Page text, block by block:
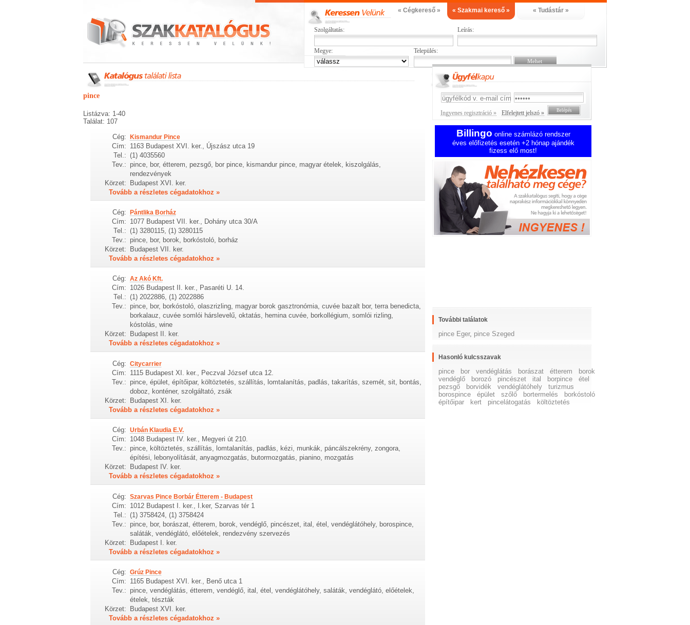
« Cégkereső » « Szakmai kereső » « Tudástár »
Szolgáltatás: Leírás:
Megye: Település:
pince
Listázva: 1-40
Találat: 107
Cég: Kismandur Pince
Cím: 1163 Budapest XVI. ker., Újszász utca 19
Tel.: (1) 4035560
Tev.: pince, bor, étterem, pezsgő, bor pince, kismandur pince, magyar ételek, kiszolgálás,
rendezvények
Körzet: Budapest XVI. ker.
Tovább a részletes cégadatokhoz »
Cég: Pántlika Borház
Cím: 1077 Budapest VII. ker., Dohány utca 30/A
Tel.: (1) 3280115, (1) 3280115
Tev.: pince, bor, borok, borkóstoló, borház
Körzet:
Budapest VII. ker.
Tovább a részletes cégadatokhoz »
Cég: Az Akó Kft.
Cím: 1026 Budapest II. ker., Pasaréti U. 14.
Tel.: (1) 2022886, (1) 2022886
Tev.: pince, bor, borkóstoló, olaszrizling, magyar borok gasztronómia, cuvée bazalt bor, terra benedicta,
borkalauz, cuvée somlói hárslevelű, oktatás, hemina cuvée, borkollégium, somlói rizling,
kóstolás, wine
Körzet:
Budapest II. ker.
Tovább a részletes cégadatokhoz »
Cég: Citycarrier
Cím: 1115 Budapest XI. ker., Peczval József utca 12.
Tev.: pince, épület, építőipar, költöztetés, szállítás, lomtalanítás, padlás, takarítás, szemét, sit, bontás,
doboz, konténer, szolgáltató, zsák
Körzet:
Budapest XI. ker.
Tovább a részletes cégadatokhoz »
Cég: Urbán Klaudia E.V.
Cím: 1048 Budapest IV. ker., Megyeri út 210.
Tev.: pince, költöztetés, szállítás, lomtalanítás, padlás, kézi, munkák, páncálszekrény, zongora,
építési, lebonyolítását, anyagmozgatás, butormozgatás, pianino, mozgatás
Körzet:
Budapest IV. ker.
Tovább a részletes cégadatokhoz »
Cég: Szarvas Pince Borbár Étterem - Budapest
Cím: 1012 Budapest I. ker., I.ker, Szarvas tér 1
Tel.: (1) 3758424, (1) 3758424
Tev.: pince, bor, borászat, étterem, borok, vendéglő, pincészet, ital, étel, vendéglátóhely, borospince,
saláták, vendéglátó, előételek, rendezvény szervezés
Körzet: Budapest I. ker.
Tovább a részletes cégadatokhoz »
Cég: Grúz Pince
Cím: 1165 Budapest XVI. ker., Benő utca 1
Tev.: pince, vendéglátás, étterem, vendéglő, ital, étel, vendéglátóhely, saláták, vendéglátó, előételek,
ételek, tészták
Körzet:
Budapest XVI. ker.
Tovább a részletes cégadatokhoz »
Ingyenes regisztráció » Elfelejtett jelszó »
Billingo online számlázó rendszer
éves előfizetés esetén +2 hónap ajándék
fizess elő most!
További találatok
pince Eger, pince Szeged
Hasonló kulcsszavak
pince bor vendéglátás borászat étterem
borok
vendéglő
borozó pincészet ital borpince
étel
pezsgő
borvidék vendéglátóhely
turizmus
borospince
épület szőlő bortermelés
borkóstoló
építőipar
kert pincelátogatás költöztetés